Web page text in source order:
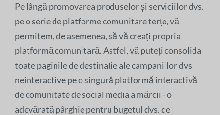
Pe lângă promovarea produselor și serviciilor dvs.
pe o serie de platforme comunitare terțe, vă
permitem, de asemenea, să vă creați propria
platformă comunitară. Astfel, vă puteți consolida
toate paginile de destinație ale campaniilor dvs.
neinteractive pe o singură platformă interactivă
de comunitate de social media a mărcii - o
adevărată pârghie pentru bugetul dvs. de